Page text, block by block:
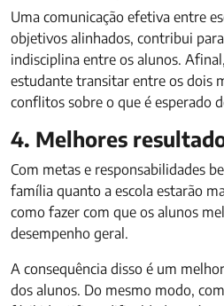
Uma comunicação efetiva entre
objetivos alinhados, contribui
indisciplina entre os alunos.
estudante transitar entre os dois
conflitos sobre o que é esperado
4. Melhores
Com metas e responsabilidades
família quanto a escola estarão
como fazer com que os alunos
desempenho geral.
A consequência disso é um
dos alunos. Do mesmo modo,